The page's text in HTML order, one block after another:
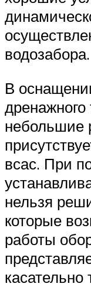
водозабора.
В
небольшие
всас. При
нельзя
которые
работы
касательно